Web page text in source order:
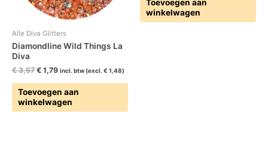
Alle Diva Glitters
Diamondline Wild Things La
Diva
€3,57 € 1,79 incl. btw (excl. € 1,48)
Toevoegen aan
winkelwagen
Toevoegen aan
winkelwagen